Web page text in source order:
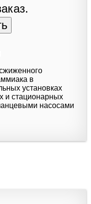
в
установках
и стационарных
насосами